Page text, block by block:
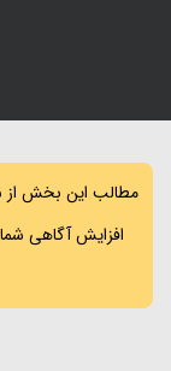
مطالب این بخش از
افزایش آگاهی